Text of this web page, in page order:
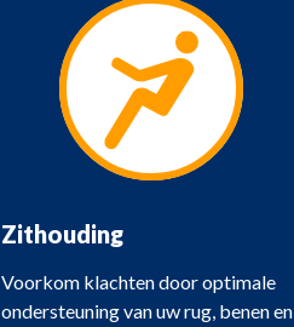
Zithouding
Voorkom klachten door optimale
ondersteuning van uw rug, benen en